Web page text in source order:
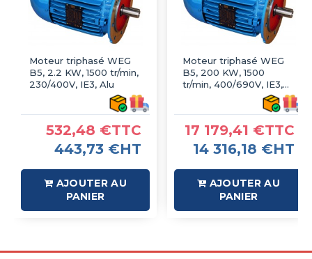
Moteur triphasé WEG
B5, 2.2 KW, 1500 tr/min,
230/400V, IE3, Alu
532,48 €TTC
443,73 €HT
AJOUTER AU
PANIER
Moteur triphasé WEG
B5, 200 KW, 1500
tr/min, 400/690V, IE3,
17 179,41 €TTC
14 316,18 €HT
AJOUTER AU
PANIER